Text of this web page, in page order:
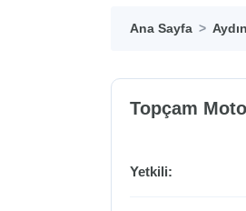
Ana Sayfa
Topçam
Yetkili: